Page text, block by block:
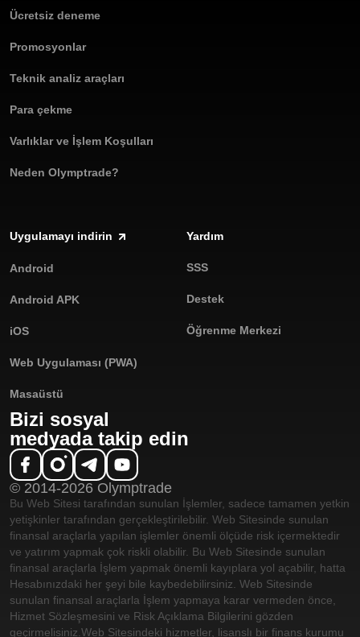
Ücretsiz deneme
Promosyonlar
Teknik analiz araçları
Para çekme
Varlıklar ve İşlem Koşulları
Neden Olymptrade?
Uygulamayı indirin
Android
Android APK
iOS
Web Uygulaması (PWA)
Masaüstü
Yardım
SSS
Destek
Öğrenme Merkezi
Bizi sosyal
medyada takip edin
© 2014-2026 Olymptrade
Bu Web Sitesi tarafından sunulan İşlemler, sadece tamamen yetkin
yetişkinler tarafından gerçekleştirilebilir. Web Sitesinde sunulan
finansal araçlarla yapılan işlemler önemli ölçüde risk içermektedir
ve yatırım yapmak çok riskli olabilir. Bu Web Sitesinde sunulan
finansal araçlarla İşlem yapmak önemli kayıplara yol açabilir, hatta
Hesabınızdaki her şeyi bile kaybedebilirsiniz. Web Sitesinde
sunulan finansal araçlarla İşlem yapmaya karar vermeden önce,
Hizmet Sözleşmesini ve Risk Açıklama Bilgilerini gözden
geçirmelisiniz.Web Sitesindeki hizmetler, lisanslı bir finans kurumu